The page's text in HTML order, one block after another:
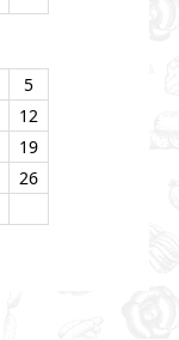
5
12
19
26